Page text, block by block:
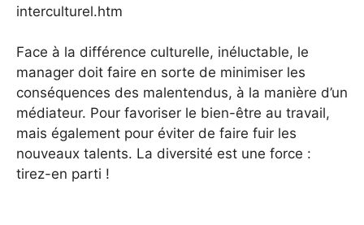
interculturel.htm
Face à la différence culturelle, inéluctable, le
manager doit faire en sorte de minimiser les
conséquences des malentendus, à la manière d’un
médiateur. Pour favoriser le bien-être au travail,
mais également pour éviter de faire fuir les
nouveaux talents. La diversité est une force :
tirez-en parti !